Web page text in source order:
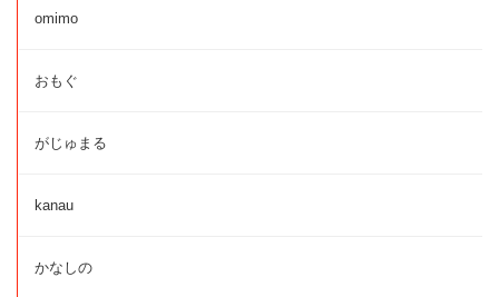
omimo
おもぐ
がじゅまる
kanau
かなしの